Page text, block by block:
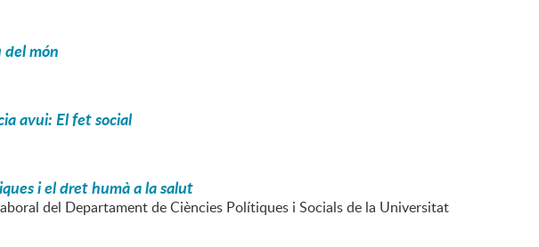
món
avui: El fet social
i el dret humà a la salut
del Departament de Ciències Polítiques i Socials de la Universitat